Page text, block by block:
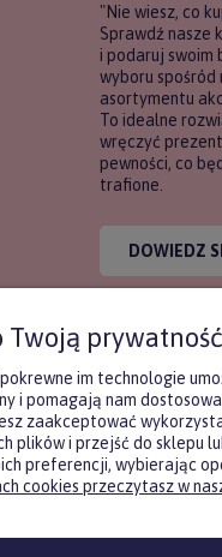
"Nie wiesz, co
Sprawdź nasze
i podaruj swoim
wyboru
asortymentu
To idealne
wręczyć
pewności, co
trafione.
DOWIEDZ
nasz newsletter
% rabatu na pierwszy
Twoją prywatność
im technologie
i pomagają nam
zaakceptować
plików i przejść do sklepu
preferencji, wybierając
cookies przeczytasz w